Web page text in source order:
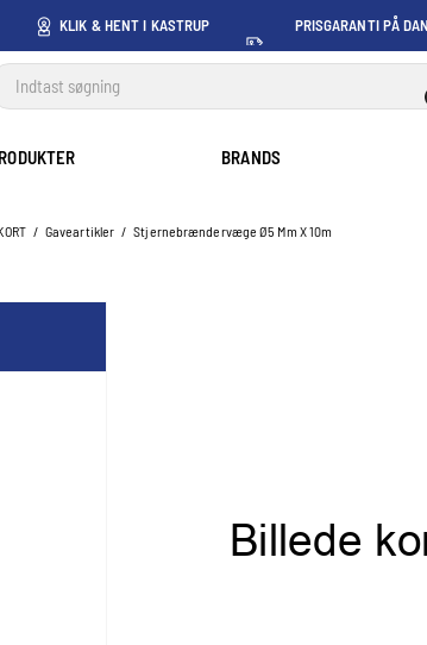
KLIK & HENT I KASTRUP PRISGARANTI PÅ
PRISER
BRANDS
/ Gaveartikler / Stjernebrændervæge Ø5 Mm X 10m